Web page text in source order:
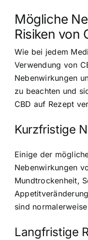
Mögliche
Risiken von
Wie bei jedem
Verwendung von
Nebenwirkungen
zu beachten und
CBD auf Rezept
Kurzfristige
Einige der
Nebenwirkungen
Mundtrockenheit,
sind
Langfristige